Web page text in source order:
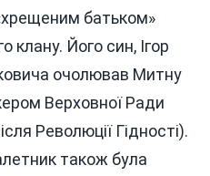
батьком»
клану. Його син, Ігор
очолював Митну
Верховної Ради
Революції Гідності).
також була